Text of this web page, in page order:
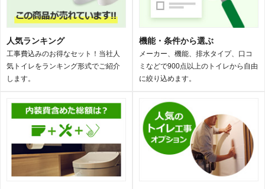
人気ランキング
工事費込みのお得なセット！当社人
気トイレをランキング形式でご紹介
します。
機能・条件から選ぶ
メーカー、機能、排水タイプ、口コ
ミなどで900点以上のトイレから自由
に絞り込めます。